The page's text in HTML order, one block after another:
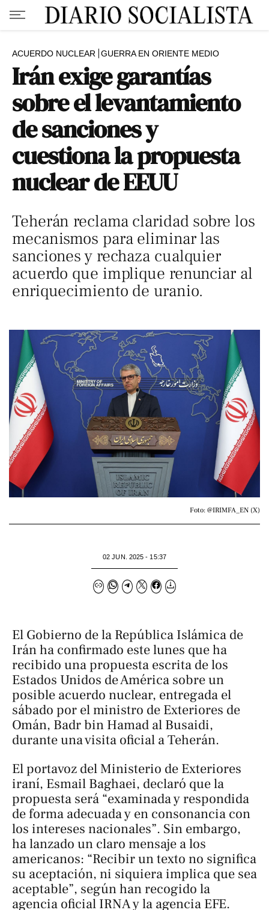
ACUERDO NUCLEAR GUERRA EN ORIENTE MEDIO
Irán exige garantías
sobre el levantamiento
de sanciones y
cuestiona la propuesta
nuclear de EEUU
Teherán reclama claridad sobre los
mecanismos para eliminar las
sanciones y rechaza cualquier
acuerdo que implique renunciar al
enriquecimiento de uranio.
Foto: @IRIMFA_EN (X)
02 JUN. 2025 - 15:37
El Gobierno de la República Islámica de
Irán ha confirmado este lunes que ha
recibido una propuesta escrita de los
Estados Unidos de América sobre un
posible acuerdo nuclear, entregada el
sábado por el ministro de Exteriores de
Omán, Badr bin Hamad al Busaidi,
durante una visita oficial a Teherán.
El portavoz del Ministerio de Exteriores
iraní, Esmail Baghaei, declaró que la
propuesta será “examinada y respondida
de forma adecuada y en consonancia con
los intereses nacionales”. Sin embargo,
ha lanzado un claro mensaje a los
americanos: “Recibir un texto no significa
su aceptación, ni siquiera implica que sea
aceptable”, según han recogido la
agencia oficial IRNA y la agencia EFE.